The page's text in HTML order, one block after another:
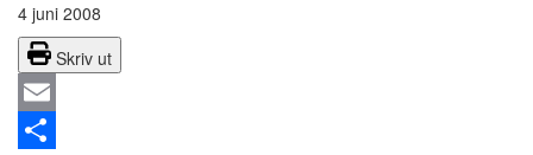
4 juni 2008
Skriv ut
Email